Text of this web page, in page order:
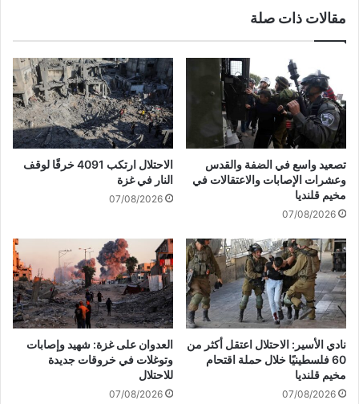
ث
ه
ف
ي
س
ت
ش
ف
ى
ك
م
ا
ل
ع
د
مقالات ذات صلة
تصعيد واسع في الضفة والقدس
وعشرات الإصابات والاعتقالات في
مخيم قلنديا
07/08/2026
الاحتلال ارتكب 4091 خرقًا لوقف
النار في غزة
07/08/2026
نادي الأسير: الاحتلال اعتقل أكثر من
60 فلسطينيًا خلال حملة اقتحام
مخيم قلنديا
07/08/2026
العدوان على غزة: شهيد وإصابات
وتوغلات في خروقات جديدة
للاحتلال
07/08/2026